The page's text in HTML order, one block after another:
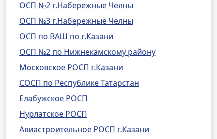
ОСП №2 г.Набережные Челны
ОСП №3 г.Набережные Челны
ОСП по ВАШ по г.Казани
ОСП №2 по Нижнекамскому району
Московское РОСП г.Казани
СОСП по Республике Татарстан
Елабужское РОСП
Нурлатское РОСП
Авиастроительное РОСП г.Казани